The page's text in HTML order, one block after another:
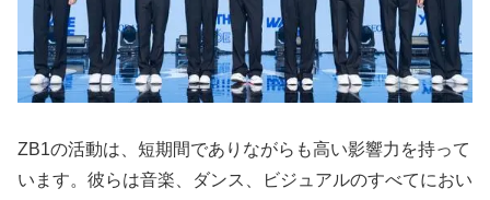
ZB1の活動は、短期間でありながらも高い影響力を持って
います。彼らは音楽、ダンス、ビジュアルのすべてにおい